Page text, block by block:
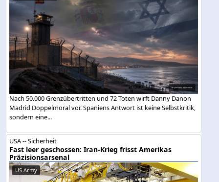
Nach 50.000 Grenzübertritten und 72 Toten wirft Danny Danon
Madrid Doppelmoral vor. Spaniens Antwort ist keine Selbstkritik,
sondern eine...
USA -- Sicherheit
Fast leer geschossen: Iran-Krieg frisst Amerikas
Präzisionsarsenal
US Army